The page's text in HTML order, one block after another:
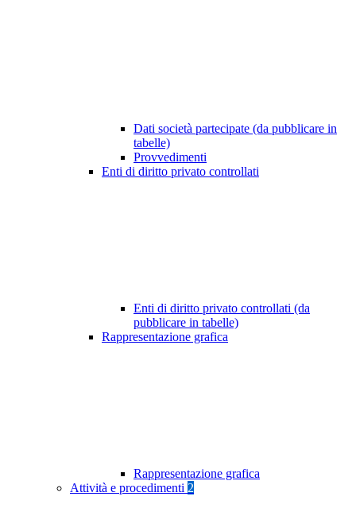
Dati società partecipate (da pubblicare in
tabelle)
Provvedimenti
Enti di diritto privato controllati
Enti di diritto privato controllati (da
pubblicare in tabelle)
Rappresentazione grafica
Rappresentazione grafica
Attività e procedimenti 2